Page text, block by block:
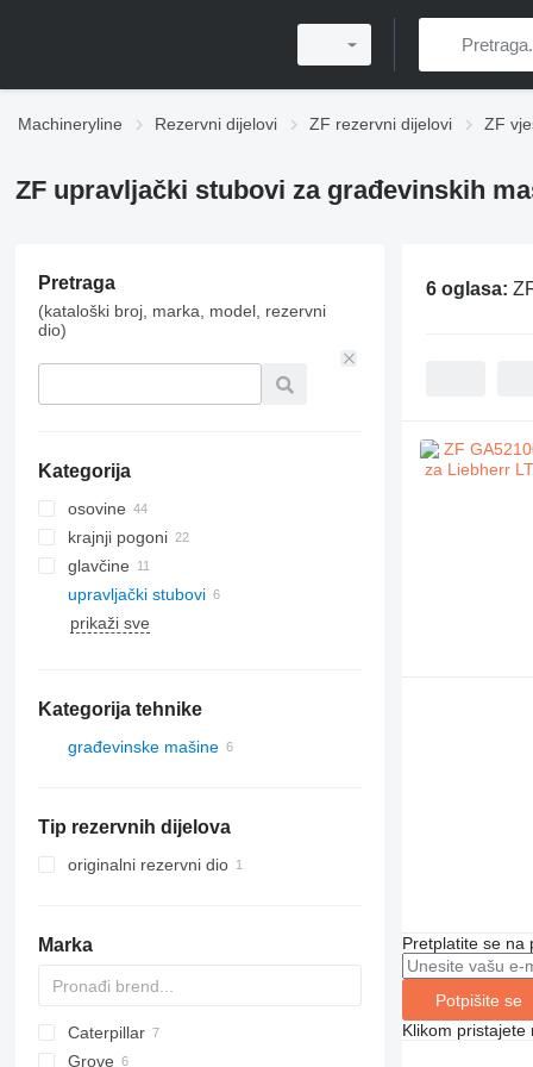
Machineryline Rezervni dijelovi ZF rezervni dijelovi ZF
ZF upravljački stubovi za građevinskih
Pretraga
(kataloški broj, marka, model, rezervni
dio)
Kategorija
osovine
krajnji pogoni
glavčine
upravljački stubovi
prikaži sve
Kategorija tehnike
građevinske mašine
Tip rezervnih dijelova
originalni rezervni dio
Marka
1604
590
Caterpillar
416
HK
Grove
6 oglasa:
Pretplatite se na
Potpišite se
Klikom pristajete